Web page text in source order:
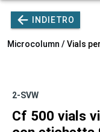
INDIETRO
Microcolumn / Vials
2-SVW
Cf 500 vials